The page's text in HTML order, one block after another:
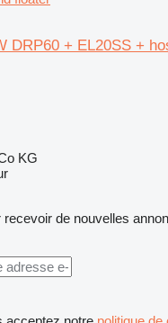
DRP60 + EL20SS +
KG
de nouvelles